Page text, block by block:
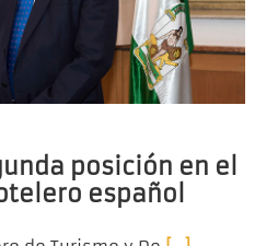
posición en el
español